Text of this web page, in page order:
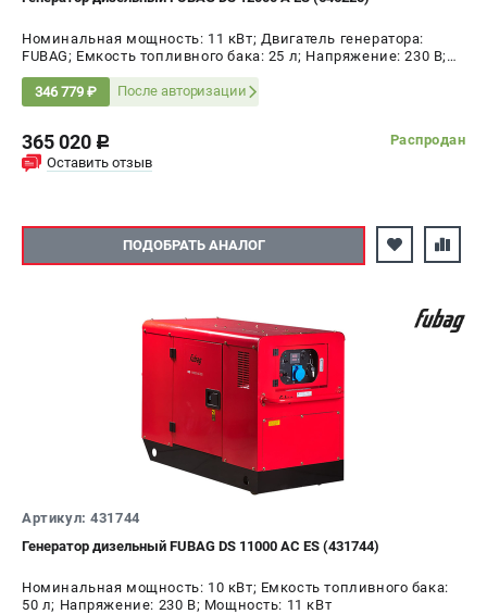
Номинальная мощность: 11 кВт; Двигатель генератора:
FUBAG; Емкость топливного бака: 25 л; Напряжение: 230 В;
346 779 ₽
После авторизации
365 020 c
Распродан
Оставить отзыв
ПОДОБРАТЬ АНАЛОГ
Артикул: 431744
Генератор дизельный FUBAG DS 11000 AC ES (431744)
Номинальная мощность: 10 кВт; Емкость топливного бака:
50 л; Напряжение: 230 В; Мощность: 11 кВт